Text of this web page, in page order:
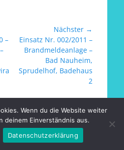
–
Nächster →
Nächster
Beitrag:
Einsatz Nr. 002/2011 –
Brandmeldeanlage –
Bad Nauheim,
Sprudelhof, Badehaus
2
Feuerwehr Nieder-Mörlen e.V..
Datenschutz| Catch
Wenn du die Website weiter
deinem Einverständnis aus.
Datenschutzerklärung